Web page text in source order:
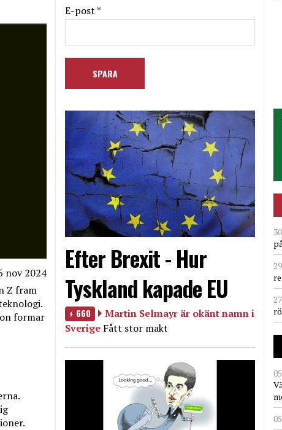
nov 2024
Z fram
formar
E-post *
Efter Brexit - Hur
Tyskland kapade EU
660
Martin Selmayr är okänt namn i
Sverige Fått stor makt